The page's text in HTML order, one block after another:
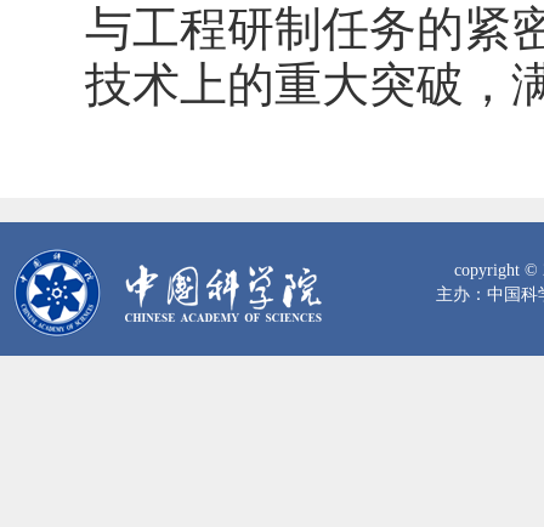
与工程研制任务的紧
技术上的重大突破，
copyright ©
主办：中国科